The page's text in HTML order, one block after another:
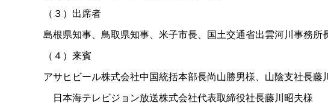
（３）出席者
島根県知事、鳥取県知事、米子市長、国土交通省出雲河川事務所
（４）来賓
アサヒビール株式会社中国統括本部長尚山勝男様、山陰支社長藤
日本海テレビジョン放送株式会社代表取締役社長藤川昭夫様